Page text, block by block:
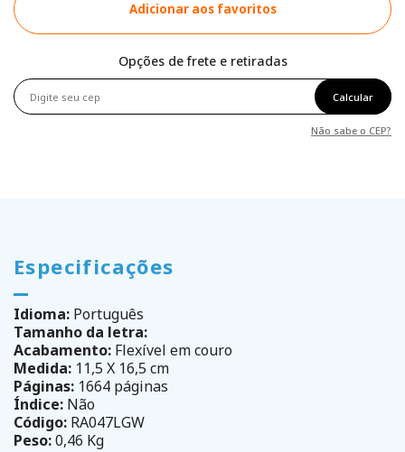
Adicionar aos favoritos
Opções de frete e retiradas
Calcular
Não sabe o CEP?
Especificações
Idioma: Português
Tamanho da letra:
Acabamento: Flexível em couro
Medida: 11,5 X 16,5 cm
Páginas: 1664 páginas
Índice: Não
Código: RA047LGW
Peso:0,46 Kg